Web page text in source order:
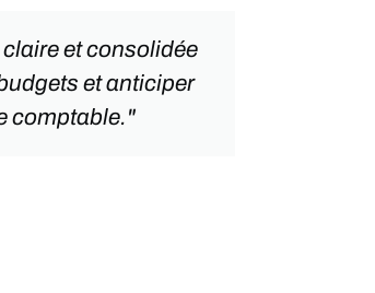
claire et consolidée
et anticiper
comptable."